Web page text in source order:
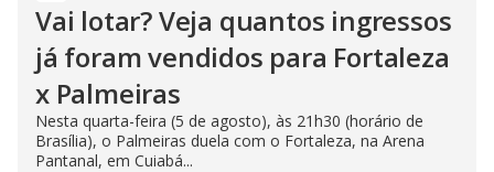
Vai lotar? Veja quantos ingressos
já foram vendidos para Fortaleza
x Palmeiras
Nesta quarta-feira (5 de agosto), às 21h30 (horário de
Brasília), o Palmeiras duela com o Fortaleza, na Arena
Pantanal, em Cuiabá...